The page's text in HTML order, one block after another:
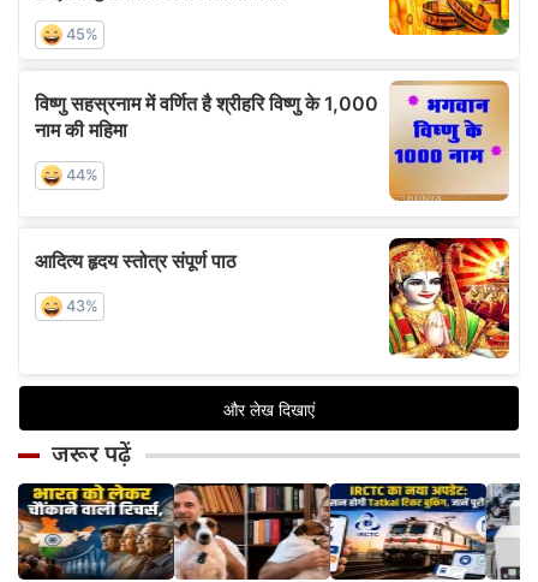
जरूर पढ़ें